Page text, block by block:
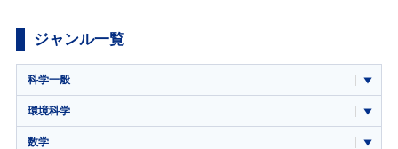
ジャンル一覧
科学一般
環境科学
数学